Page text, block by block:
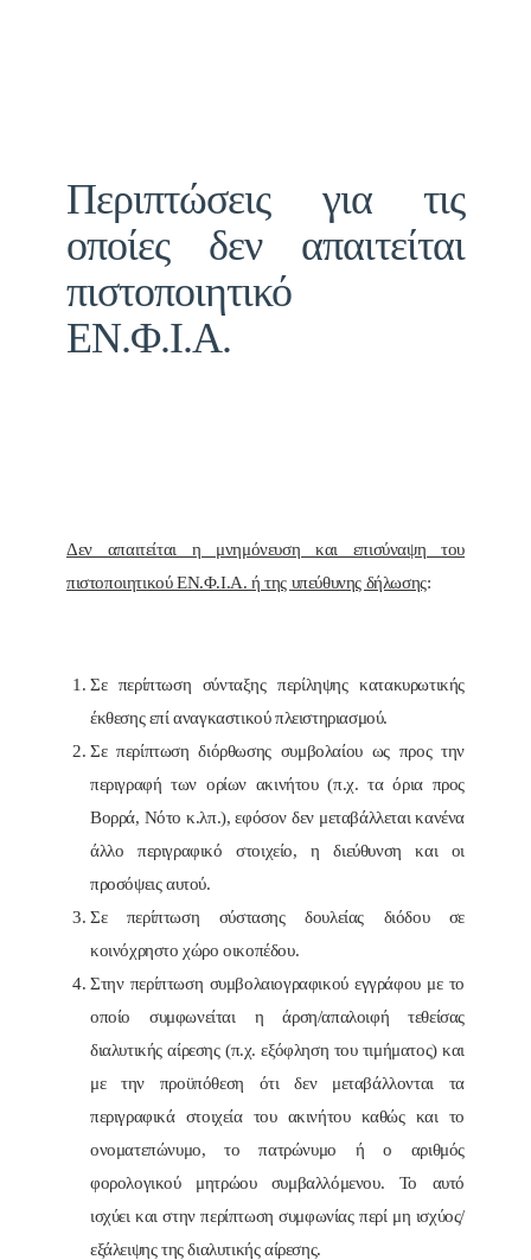
Περιπτώσεις για τις
οποίες δεν απαιτείται
πιστοποιητικό
ΕΝ.Φ.Ι.Α.
Δεν απαιτείται η μνημόνευση και επισύναψη του
πιστοποιητικού ΕΝ.Φ.Ι.Α. ή της υπεύθυνης δήλωσης:
Σε περίπτωση σύνταξης περίληψης κατακυρωτικής
έκθεσης επί αναγκαστικού πλειστηριασμού.
Σε περίπτωση διόρθωσης συμβολαίου ως προς την
περιγραφή των ορίων ακινήτου (π.χ. τα όρια προς
Βορρά, Νότο κ.λπ.), εφόσον δεν μεταβάλλεται κανένα
άλλο περιγραφικό στοιχείο, η διεύθυνση και οι
προσόψεις αυτού.
Σε περίπτωση σύστασης δουλείας διόδου σε
κοινόχρηστο χώρο οικοπέδου.
Στην περίπτωση συμβολαιογραφικού εγγράφου με το
οποίο συμφωνείται η άρση/απαλοιφή τεθείσας
διαλυτικής αίρεσης (π.χ. εξόφληση του τιμήματος) και
με την προϋπόθεση ότι δεν μεταβάλλονται τα
περιγραφικά στοιχεία του ακινήτου καθώς και το
ονοματεπώνυμο, το πατρώνυμο ή ο αριθμός
φορολογικού μητρώου συμβαλλόμενου. Το αυτό
ισχύει και στην περίπτωση συμφωνίας περί μη ισχύος/
εξάλειψης της διαλυτικής αίρεσης.